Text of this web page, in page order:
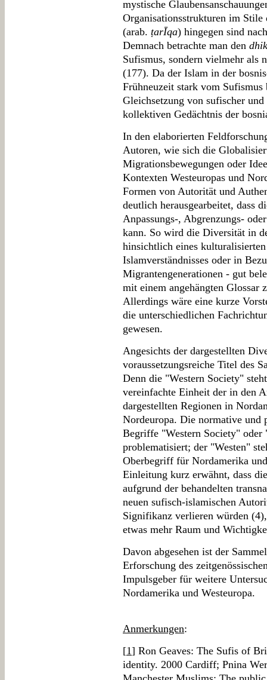
mystische
Organisationsstrukturen im Stile
(arab. ṭarĪqa) hingegen sind
Demnach betrachte man den
Sufismus, sondern vielmehr als
(177). Da der Islam in der
Frühneuzeit stark vom Sufismus
Gleichsetzung von sufischer
kollektiven Gedächtnis der
In den elaborierten
Autoren, wie sich die
Migrationsbewegungen oder
Kontexten Westeuropas und
Formen von Autorität und
deutlich herausgearbeitet, dass
Anpassungs-, Abgrenzungs-
kann. So wird die Diversität in
hinsichtlich eines
Islamverständnisses oder in
Migrantengenerationen - gut
mit einem angehängten Glossar
Allerdings wäre eine kurze
die unterschiedlichen
gewesen.
Angesichts der dargestellten
voraussetzungsreiche Titel des
Denn die "Western Society"
vereinfachte Einheit der in den
dargestellten Regionen in
Nordeuropa. Die normative und
Begriffe "Western Society"
problematisiert; der "Westen"
Oberbegriff für Nordamerika
Einleitung kurz erwähnt, dass
aufgrund der behandelten
neuen sufisch-islamischen
Signifikanz verlieren würden
etwas mehr Raum und
Davon abgesehen ist der
Erforschung des
Impulsgeber für weitere
Nordamerika und Westeuropa.
Anmerkungen:
[1] Ron Geaves: The Sufis of
identity. 2000 Cardiff; Pnina